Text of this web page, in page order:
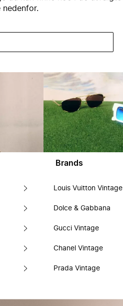
nedenfor.
Brands
Louis Vuitton Vintage
Dolce & Gabbana
Gucci Vintage
Chanel Vintage
Prada Vintage